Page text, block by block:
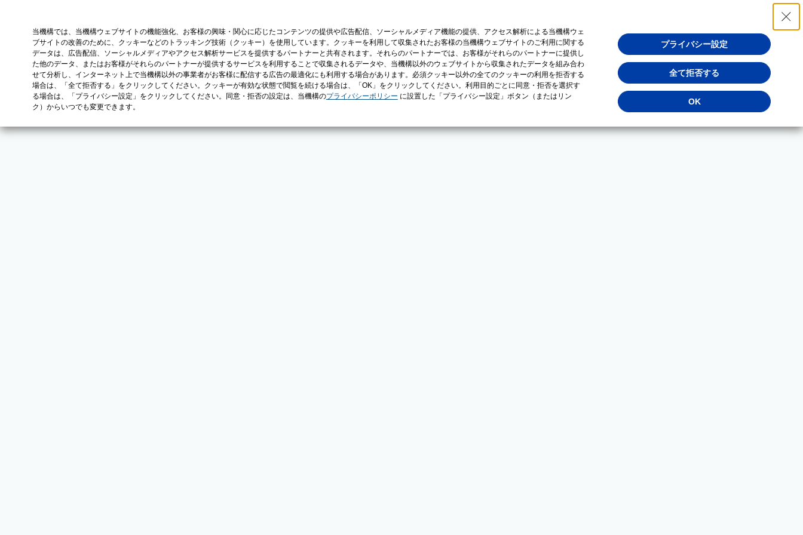
当機構では、当機構ウェブサイトの機能強化、お客様の興味・関心に応じたコンテンツの提供や広告配信、ソーシャルメディア機能の提供、アクセス解析による当機構ウェ
ブサイトの改善のために、クッキーなどのトラッキング技術（クッキー）を使用しています。クッキーを利用して収集されたお客様の当機構ウェブサイトのご利用に関する
データは、広告配信、ソーシャルメディアやアクセス解析サービスを提供するパートナーと共有されます。それらのパートナーでは、お客様がそれらのパートナーに提供し
た他のデータ、またはお客様がそれらのパートナーが提供するサービスを利用することで収集されるデータや、当機構以外のウェブサイトから収集されたデータを組み合わ
せて分析し、インターネット上で当機構以外の事業者がお客様に配信する広告の最適化にも利用する場合があります。必須クッキー以外の全てのクッキーの利用を拒否する
場合は、「全て拒否する」をクリックしてください。クッキーが有効な状態で閲覧を続ける場合は、「OK」をクリックしてください。利用目的ごとに同意・拒否を選択す
る場合は、「プライバシー設定」をクリックしてください。同意・拒否の設定は、当機構のプライバシーポリシー に設置した「プライバシー設定」ボタン（またはリン
ク）からいつでも変更できます。
プライバシー設定
全て拒否する
OK